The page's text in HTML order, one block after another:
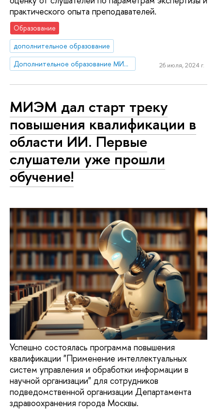
практического опыта преподавателей.
Образование
дополнительное образование
Дополнительное образование МИЭМ НИУ ВШЭ
26 июля, 2024 г.
МИЭМ дал старт треку
повышения квалификации в
области ИИ. Первые
слушатели уже прошли
обучение!
Успешно состоялась программа повышения
квалификации "Применение интеллектуальных
систем управления и обработки информации в
научной организации" для сотрудников
подведомственной организации Департамента
здравоохранения города Москвы.